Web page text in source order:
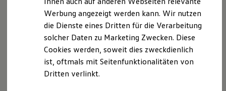
GTI Kollektion
Fußball Drop
we drive football
#wedriveproud
Besitzer und Service
Software Updates
Service und Ersatzteile
Werbung angezeigt werden kann. Wir nutzen
die Dienste eines Dritten für die Verarbeitung
solcher Daten zu Marketing Zwecken. Diese
Cookies werden, soweit dies zweckdienlich
ist, oftmals mit Seitenfunktionalitäten von
Dritten verlinkt.